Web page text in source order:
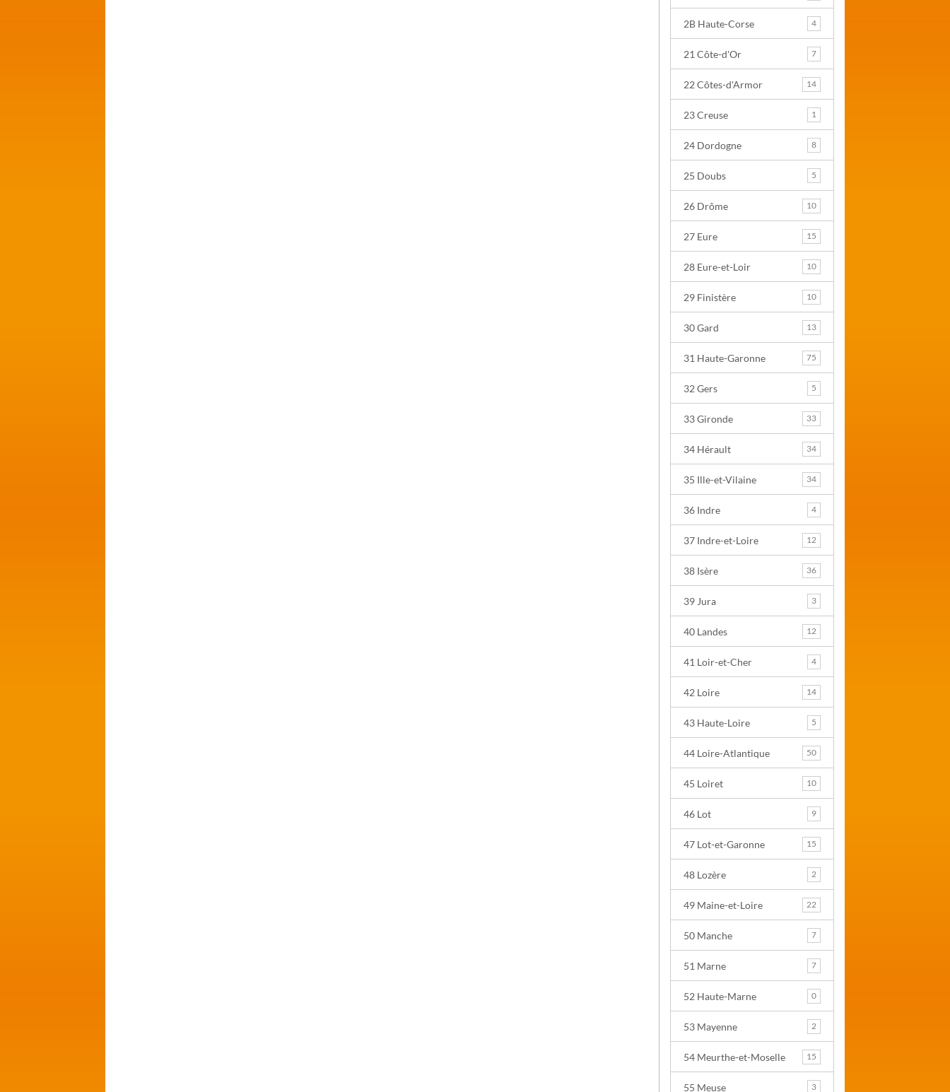
2B Haute-Corse 4
21 Côte-d'Or 7
22 Côtes-d'Armor 14
23 Creuse 1
24 Dordogne 8
25 Doubs 5
26 Drôme 10
27 Eure 15
28 Eure-et-Loir 10
29 Finistère 10
30 Gard 13
31 Haute-Garonne 75
32 Gers 5
33 Gironde 33
34 Hérault 34
35 Ille-et-Vilaine 34
36 Indre 4
37 Indre-et-Loire 12
38 Isère 36
39 Jura 3
40 Landes 12
41 Loir-et-Cher 4
42 Loire 14
43 Haute-Loire 5
44 Loire-Atlantique 50
45 Loiret 10
46 Lot 9
47 Lot-et-Garonne 15
48 Lozère 2
49 Maine-et-Loire 22
50 Manche 7
51 Marne 7
52 Haute-Marne 0
53 Mayenne 2
54 Meurthe-et-Moselle 15
55 Meuse 3